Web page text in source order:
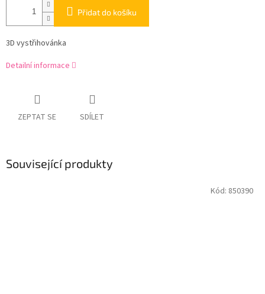
Přidat do košíku
3D vystřihovánka
Detailní informace
ZEPTAT SE SDÍLET
Související produkty
Kód: 850390